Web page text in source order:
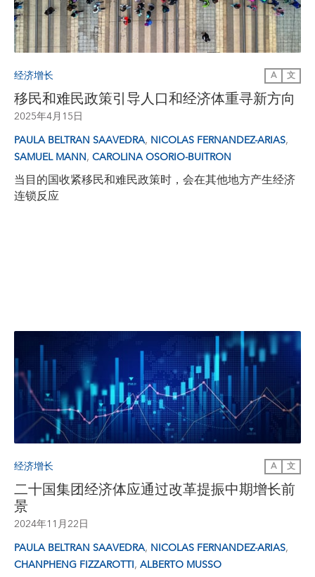
经济增长 A 文
移民和难民政策引导人口和经济体重寻新方向
2025年4月15日
PAULA BELTRAN SAAVEDRA, NICOLAS FERNANDEZ-ARIAS,
SAMUEL MANN, CAROLINA OSORIO-BUITRON
当目的国收紧移民和难民政策时，会在其他地方产生经济
连锁反应
经济增长 A 文
二十国集团经济体应通过改革提振中期增长前
景
2024年11月22日
PAULA BELTRAN SAAVEDRA, NICOLAS FERNANDEZ-ARIAS,
CHANPHENG FIZZAROTTI, ALBERTO MUSSO